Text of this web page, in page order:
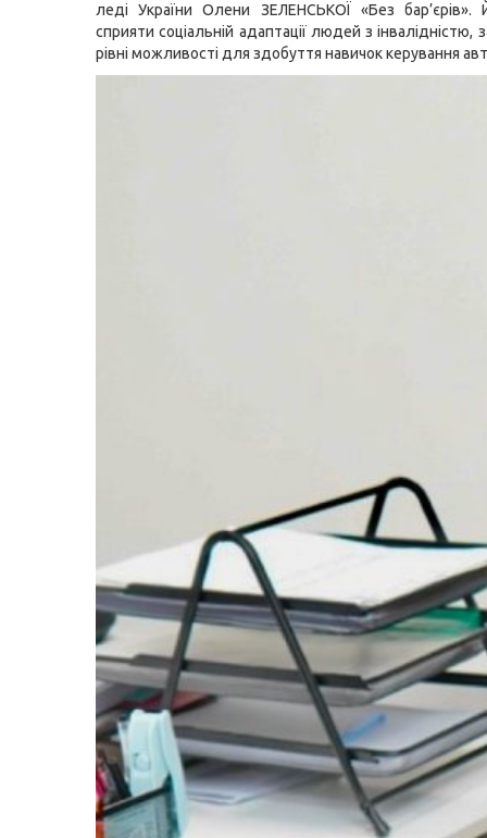
леді України Олени ЗЕЛЕНСЬКОЇ «Без
сприяти соціальній адаптації людей з інвалідністю,
рівні можливості для здобуття навичок керування